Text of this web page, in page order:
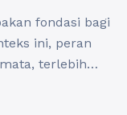
fondasi bagi
ini, peran
terlebih
Sekolah Dasar